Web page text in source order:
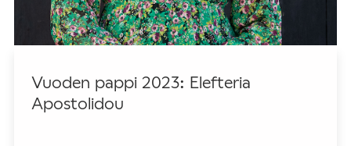
Vuoden pappi 2023: Elefteria
Apostolidou